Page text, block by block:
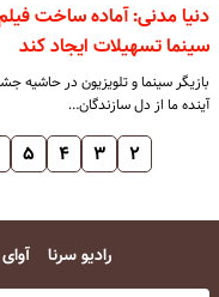
دنیا مدنی: آماده ساخت
سینما تسهیلات ایجاد کند
بازیگر سینما و تلویزیون در حاشیه
آینده ما از دل سازندگان…
۲ ۳ ۴ ۵
رادیو سرنا